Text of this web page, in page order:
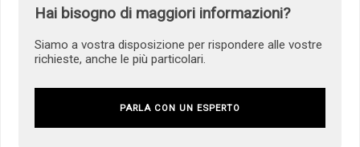
Hai bisogno di maggiori informazioni?
Siamo a vostra disposizione per rispondere alle vostre
richieste, anche le più particolari.
PARLA CON UN ESPERTO